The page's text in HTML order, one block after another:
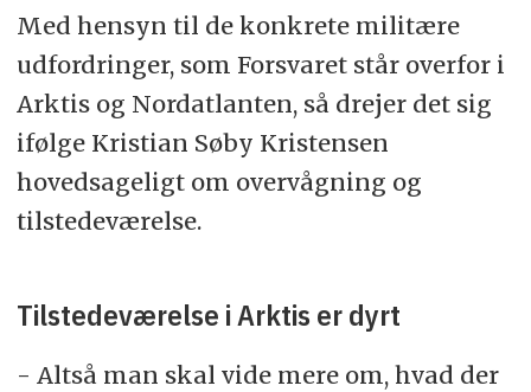
Med hensyn til de konkrete militære
udfordringer, som Forsvaret står overfor i
Arktis og Nordatlanten, så drejer det sig
ifølge Kristian Søby Kristensen
hovedsageligt om overvågning og
tilstedeværelse.
Tilstedeværelse i Arktis er dyrt
- Altså man skal vide mere om, hvad der